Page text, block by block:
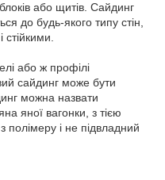
або щитів. Сайдинг
до будь-якого типу стін,
або ж профілі
сайдинг може бути
можна назвати
яної вагонки, з тією
полімеру і не підвладний